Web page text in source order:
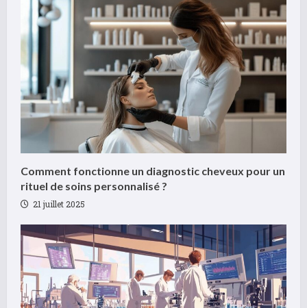
d
i
n
g
Comment fonctionne un diagnostic cheveux pour un
rituel de soins personnalisé ?
21 juillet 2025